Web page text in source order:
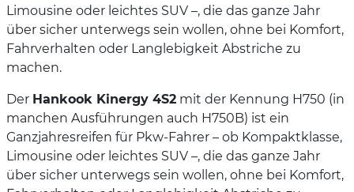
Limousine oder leichtes SUV –, die das ganze Jahr
über sicher unterwegs sein wollen, ohne bei Komfort,
Fahrverhalten oder Langlebigkeit Abstriche zu
machen.
Der Hankook Kinergy 4S2 mit der Kennung H750 (in
manchen Ausführungen auch H750B) ist ein
Ganzjahresreifen für Pkw-Fahrer – ob Kompaktklasse,
Limousine oder leichtes SUV –, die das ganze Jahr
über sicher unterwegs sein wollen, ohne bei Komfort,